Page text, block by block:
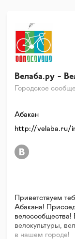
Городское
Велаба.ру -
Приветствуем
Абакана!
велосообщества!
велокультуры,
в нашем городе!
Абакан
http://velaba.ru/